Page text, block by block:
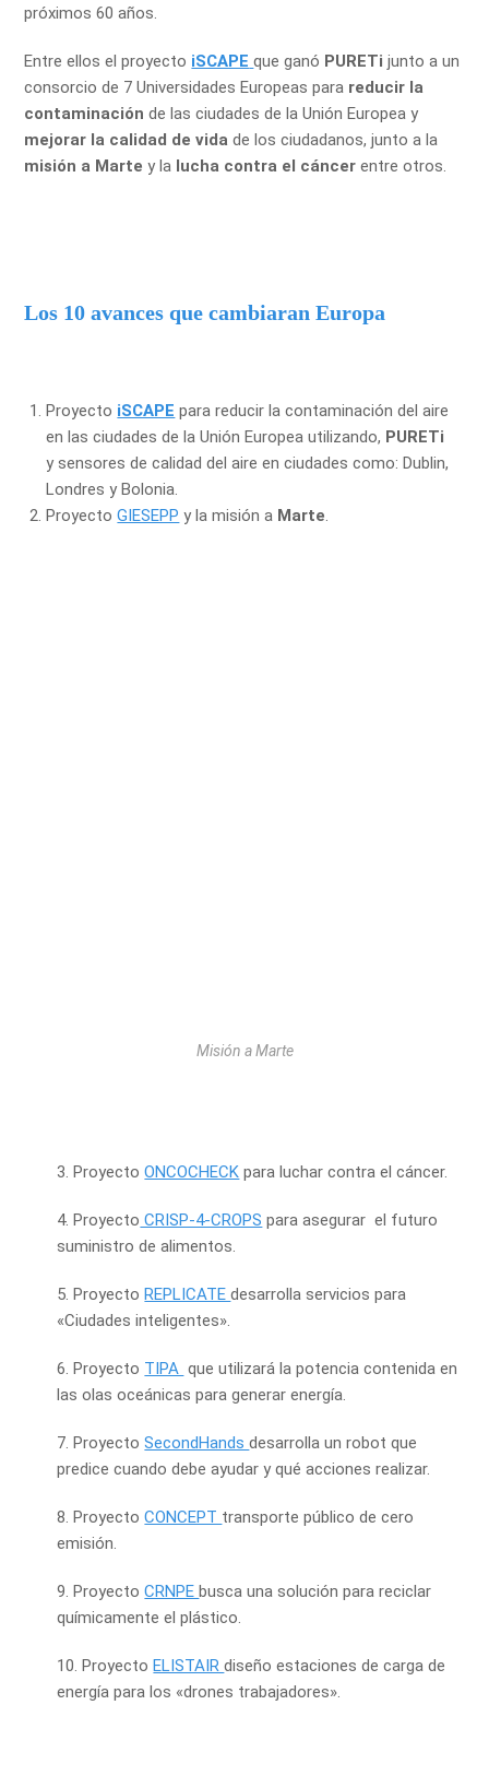
próximos 60 años.
Entre ellos el proyecto iSCAPE que ganó PURETi junto a un
consorcio de 7 Universidades Europeas para reducir la
contaminación de las ciudades de la Unión Europea y
mejorar la calidad de vida de los ciudadanos, junto a la
misión a Marte y la lucha contra el cáncer entre otros.
Los 10 avances que cambiaran Europa
Proyecto iSCAPE para reducir la contaminación del aire
en las ciudades de la Unión Europea utilizando, PURETi
y sensores de calidad del aire en ciudades como: Dublin,
Londres y Bolonia.
ProyectoGIESEPP y la misión a Marte.
Misión a Marte
3. ProyectoONCOCHECK para luchar contra el cáncer.
4. Proyecto CRISP-4-CROPS para asegurar el futuro
suministro de alimentos.
5. ProyectoREPLICATEdesarrolla servicios para
«Ciudades inteligentes».
6. Proyecto TIPA que utilizará la potencia contenida en
las olas oceánicas para generar energía.
7. ProyectoSecondHandsdesarrolla un robot que
predice cuando debe ayudar y qué acciones realizar.
8. ProyectoCONCEPT transporte público de cero
emisión.
9. ProyectoCRNPEbusca una solución para reciclar
químicamente el plástico.
10. ProyectoELISTAIRdiseño estaciones de carga de
energía para los «drones trabajadores».